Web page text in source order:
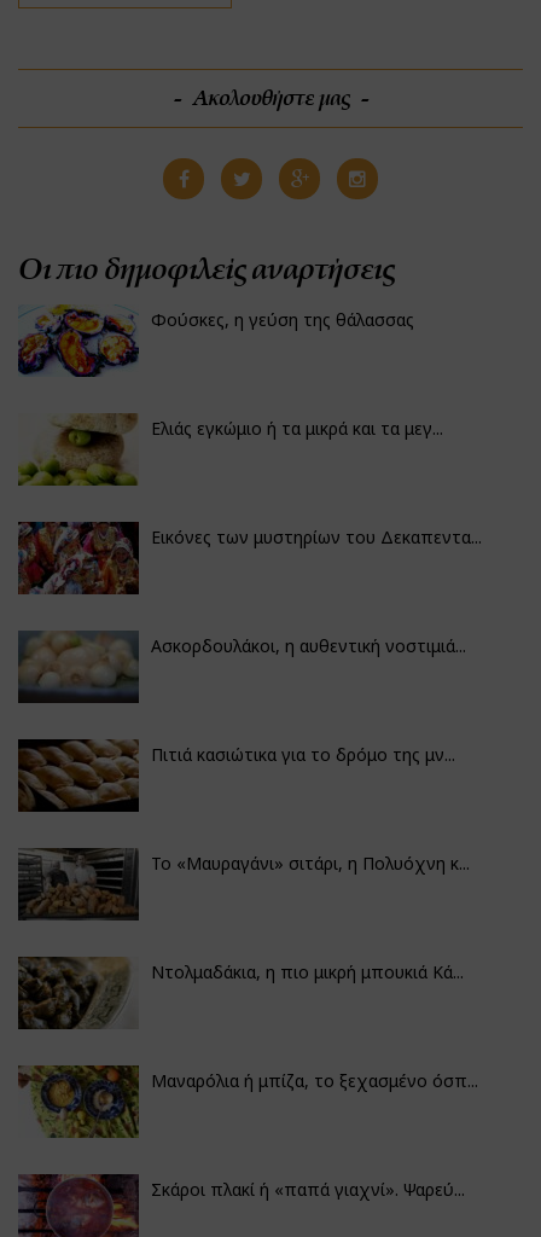
Ακολουθήστε μας
Οι πιο δημοφιλείς αναρτήσεις
Φούσκες, η γεύση της θάλασσας
Ελιάς εγκώμιο ή τα μικρά και τα μεγ...
Εικόνες των μυστηρίων του Δεκαπεντα...
Ασκορδουλάκοι, η αυθεντική νοστιμιά...
Πιτιά κασιώτικα για το δρόμο της μν...
Το «Μαυραγάνι» σιτάρι, η Πολυόχνη κ...
Ντολμαδάκια, η πιο μικρή μπουκιά Κά...
Μαναρόλια ή μπίζα, το ξεχασμένο όσπ...
Σκάροι πλακί ή «παπά γιαχνί». Ψαρεύ...